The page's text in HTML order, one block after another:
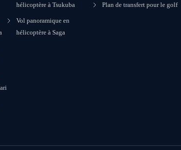
hélicoptère à Tsukuba
Vol panoramique en
hélicoptère à Saga
Plan de transfert pour le golf